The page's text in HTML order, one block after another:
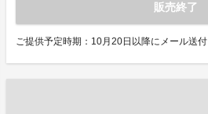
販売終了
ご提供予定時期：10月20日以降にメール送付